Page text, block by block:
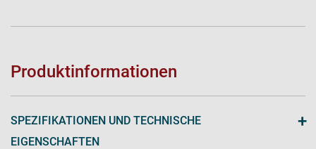
Produktinformationen
SPEZIFIKATIONEN UND TECHNISCHE
EIGENSCHAFTEN
+